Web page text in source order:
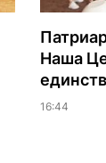
Наша
16:44